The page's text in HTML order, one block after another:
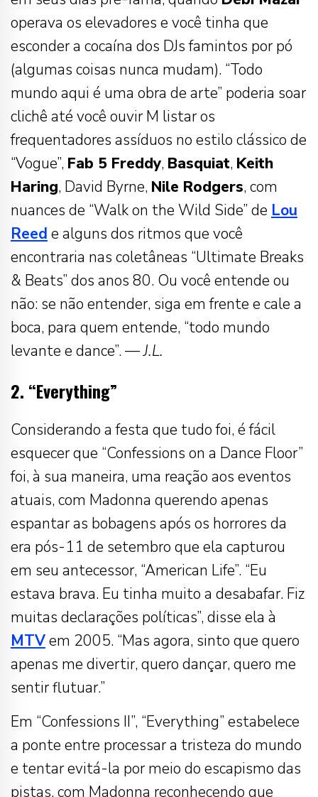
operava os elevadores e você tinha que
esconder a cocaína dos DJs famintos por pó
(algumas coisas nunca mudam). “Todo
mundo aqui é uma obra de arte” poderia soar
clichê até você ouvir M listar os
frequentadores assíduos no estilo clássico de
“Vogue”, Fab 5 Freddy, Basquiat, Keith
Haring, David Byrne, Nile Rodgers, com
nuances de “Walk on the Wild Side” de Lou
Reed e alguns dos ritmos que você
encontraria nas coletâneas “Ultimate Breaks
& Beats” dos anos 80. Ou você entende ou
não: se não entender, siga em frente e cale a
boca, para quem entende, “todo mundo
levante e dance”. —J.L.
2. “Everything”
Considerando a festa que tudo foi, é fácil
esquecer que “Confessions on a Dance Floor”
foi, à sua maneira, uma reação aos eventos
atuais, com Madonna querendo apenas
espantar as bobagens após os horrores da
era pós-11 de setembro que ela capturou
em seu antecessor, “American Life”. “Eu
estava brava. Eu tinha muito a desabafar. Fiz
muitas declarações políticas”, disse ela à
MTVem 2005. “Mas agora, sinto que quero
apenas me divertir, quero dançar, quero me
sentir flutuar.”
Em “Confessions II”, “Everything” estabelece
a ponte entre processar a tristeza do mundo
e tentar evitá-la por meio do escapismo das
pistas, com Madonna reconhecendo que